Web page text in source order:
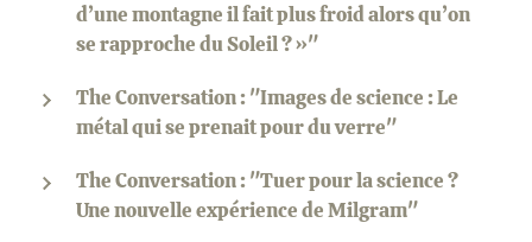
d’une montagne il fait plus froid alors qu’on
se rapproche du Soleil ? »"
The Conversation : "Images de science : Le
métal qui se prenait pour du verre"
The Conversation : "Tuer pour la science ?
Une nouvelle expérience de Milgram"